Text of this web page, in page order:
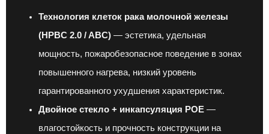
Технология клеток рака молочной железы
(HPBC 2.0 / ABC)— эстетика, удельная
мощность, пожаробезопасное поведение в зонах
повышенного нагрева, низкий уровень
гарантированного ухудшения характеристик.
Двойное стекло + инкапсуляция POE—
влагостойкость и прочность конструкции на